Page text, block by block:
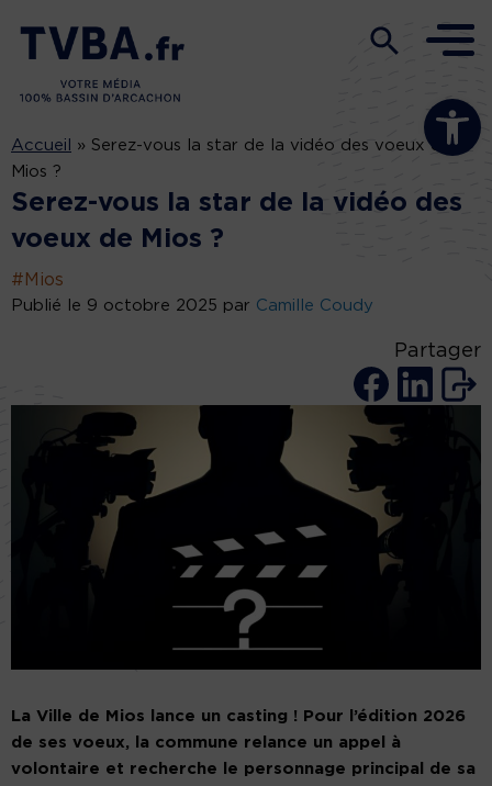
Ouvrir la
Accueil » Serez-vous la star de la vidéo des voeux de
Mios ?
Serez-vous la star de la vidéo des
voeux de Mios ?
#Mios
Publié le 9 octobre 2025 par Camille Coudy
Partager
La Ville de Mios lance un casting ! Pour l’édition 2026
de ses voeux, la commune relance un appel à
volontaire et recherche le personnage principal de sa